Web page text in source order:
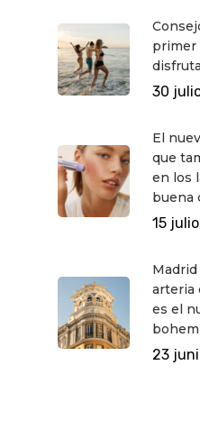
primer
30
El
que
en los
buena
15
arteria
es el
23